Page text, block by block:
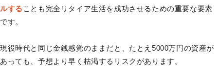
ルする ことも完全リタイア生活を成功させるための重要な要素
です。
現役時代と同じ金銭感覚のままだと、たとえ5000万円の資産が
あっても、予想より早く枯渇するリスクがあります。